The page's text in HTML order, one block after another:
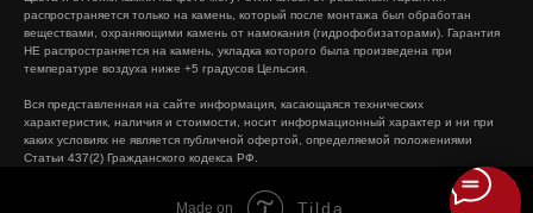
распространяется только на камень, который после монтажа был обработан
веществами, охраняющими камень от намокания (гидрофобизаторами). Гарантия
НЕ распространяется на камень, укладка которого была произведена при
температуре воздуха ниже +5 градусов Цельсия.
Вся представленная на сайте информация, касающаяся технических
характеристик, наличия и стоимости, носит информационный характер и ни при
каких условиях не является публичной офертой, определяемой положениями
Статьи 437(2) Гражданского кодекса РФ.
Made on Tilda